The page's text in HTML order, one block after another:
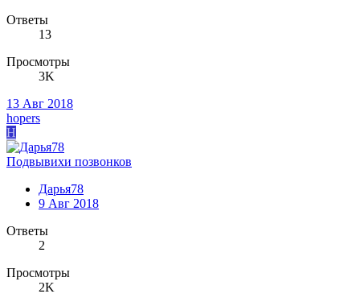
Ответы
13
Просмотры
3K
13 Авг 2018
hopers
H
Подвывихи позвонков
Дарья78
9 Авг 2018
Ответы
2
Просмотры
2K